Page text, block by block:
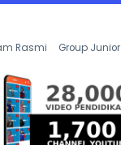
Rasmi Group Junior